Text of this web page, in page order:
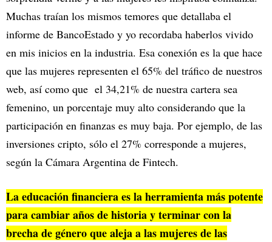
Muchas traían los mismos temores que detallaba el
informe de BancoEstado y yo recordaba haberlos vivido
en mis inicios en la industria. Esa conexión es la que hace
que las mujeres representen el 65% del tráfico de nuestros
web, así como que el 34,21% de nuestra cartera sea
femenino, un porcentaje muy alto considerando que la
participación en finanzas es muy baja. Por ejemplo, de las
inversiones cripto, sólo el 27% corresponde a mujeres,
según la Cámara Argentina de Fintech.
La educación financiera es la herramienta más potente
para cambiar años de historia y terminar con la
brecha de género que aleja a las mujeres de las